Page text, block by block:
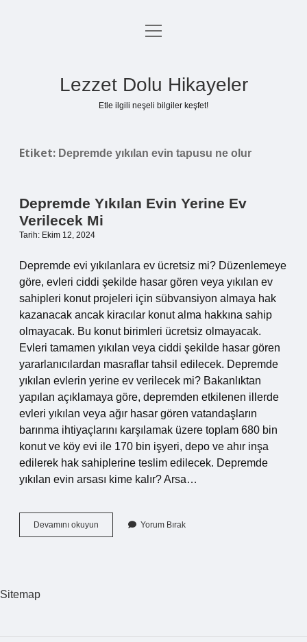
Anasayfa
menüyü
Lezzet Dolu Hikayeler
Etle ilgili neşeli bilgiler keşfet!
Etiket: Depremde yıkılan evin tapusu ne olur
Depremde Yıkılan Evin Yerine Ev
Verilecek Mi
Tarih: Ekim 12, 2024
Depremde evi yıkılanlara ev ücretsiz mi? Düzenlemeye
göre, evleri ciddi şekilde hasar gören veya yıkılan ev
sahipleri konut projeleri için sübvansiyon almaya hak
kazanacak ancak kiracılar konut alma hakkına sahip
olmayacak. Bu konut birimleri ücretsiz olmayacak.
Evleri tamamen yıkılan veya ciddi şekilde hasar gören
yararlanıcılardan masraflar tahsil edilecek. Depremde
yıkılan evlerin yerine ev verilecek mi? Bakanlıktan
yapılan açıklamaya göre, depremden etkilenen illerde
evleri yıkılan veya ağır hasar gören vatandaşların
barınma ihtiyaçlarını karşılamak üzere toplam 680 bin
konut ve köy evi ile 170 bin işyeri, depo ve ahır inşa
edilerek hak sahiplerine teslim edilecek. Depremde
yıkılan evin arsası kime kalır? Arsa…
Devamını okuyun Depremde
Yıkılan
Yorum Bırak
Sitemap